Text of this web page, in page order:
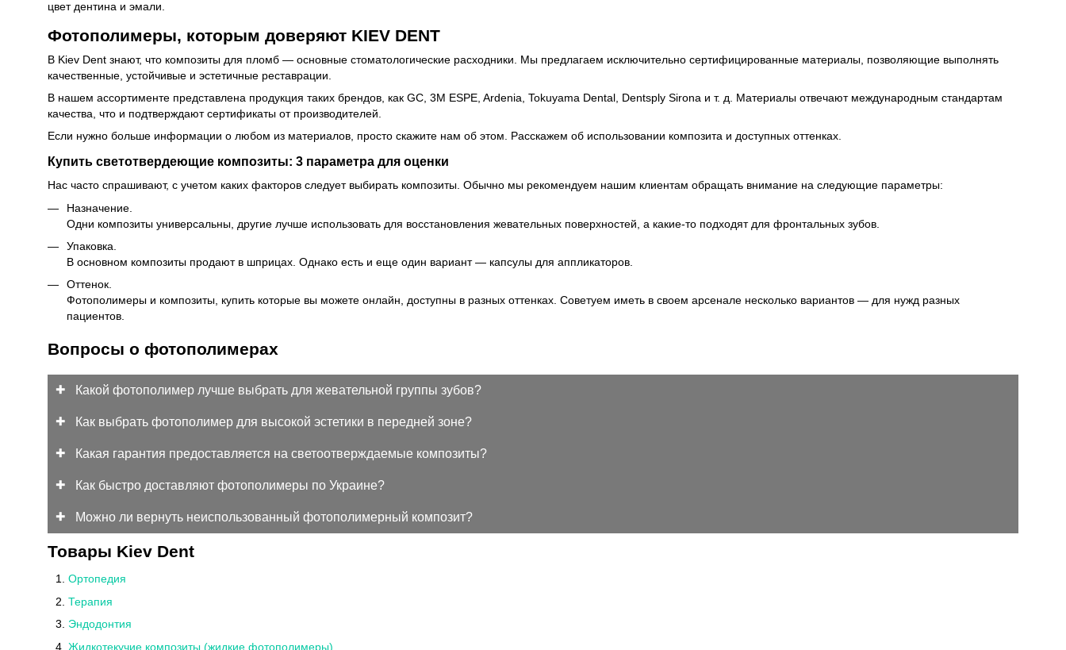
цвет дентина и эмали.
Фотополимеры, которым доверяют KIEV DENT
В Kiev Dent знают, что композиты для пломб — основные стоматологические расходники. Мы предлагаем исключительно сертифицированные материалы, позволяющие выполнять
качественные, устойчивые и эстетичные реставрации.
В нашем ассортименте представлена продукция таких брендов, как GC, 3M ESPE, Ardenia, Tokuyama Dental, Dentsply Sirona и т. д. Материалы отвечают международным стандартам
качества, что и подтверждают сертификаты от производителей.
Если нужно больше информации о любом из материалов, просто скажите нам об этом. Расскажем об использовании композита и доступных оттенках.
Купить светотвердеющие композиты: 3 параметра для оценки
Нас часто спрашивают, с учетом каких факторов следует выбирать композиты. Обычно мы рекомендуем нашим клиентам обращать внимание на следующие параметры:
Назначение.
Одни композиты универсальны, другие лучше использовать для восстановления жевательных поверхностей, а какие-то подходят для фронтальных зубов.
Упаковка.
В основном композиты продают в шприцах. Однако есть и еще один вариант — капсулы для аппликаторов.
Оттенок.
Фотополимеры и композиты, купить которые вы можете онлайн, доступны в разных оттенках. Советуем иметь в своем арсенале несколько вариантов — для нужд разных
пациентов.
Вопросы о фотополимерах
Какой фотополимер лучше выбрать для жевательной группы зубов?
Как выбрать фотополимер для высокой эстетики в передней зоне?
Какая гарантия предоставляется на светоотверждаемые композиты?
Как быстро доставляют фотополимеры по Украине?
Можно ли вернуть неиспользованный фотополимерный композит?
Товары Kiev Dent
Ортопедия
Терапия
Эндодонтия
Жидкотекучие композиты (жидкие фотополимеры)